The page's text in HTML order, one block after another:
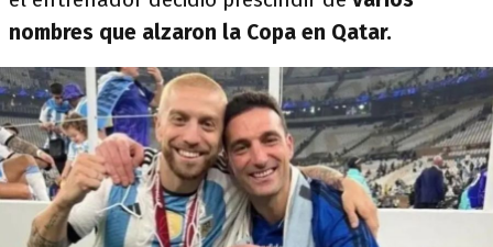
nombres que alzaron la Copa en Qatar.